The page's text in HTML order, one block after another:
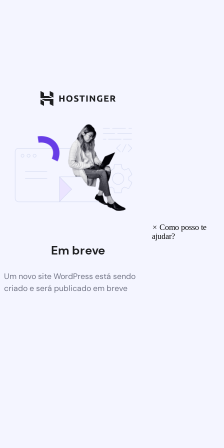
Em breve
Um novo site WordPress está sendo
criado e será publicado em breve
× Como posso te
ajudar?